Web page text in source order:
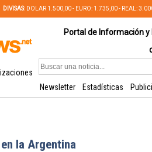
DIVISAS: DOLAR 1.500,00 - EURO: 1.735,00 - REAL:
Portal de Información
Newsletter
Estadísticas
la Argentina